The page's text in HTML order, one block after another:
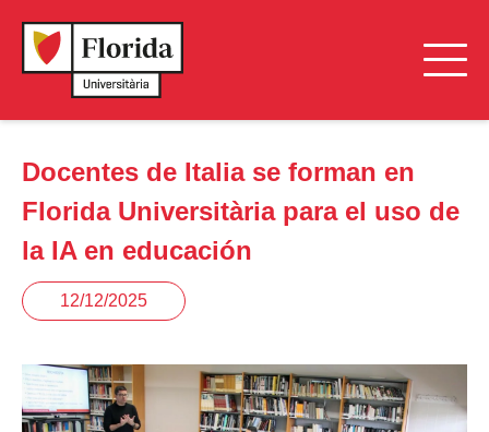
Docentes de Italia se forman en
Florida Universitària para el uso de
la IA en educación
12/12/2025